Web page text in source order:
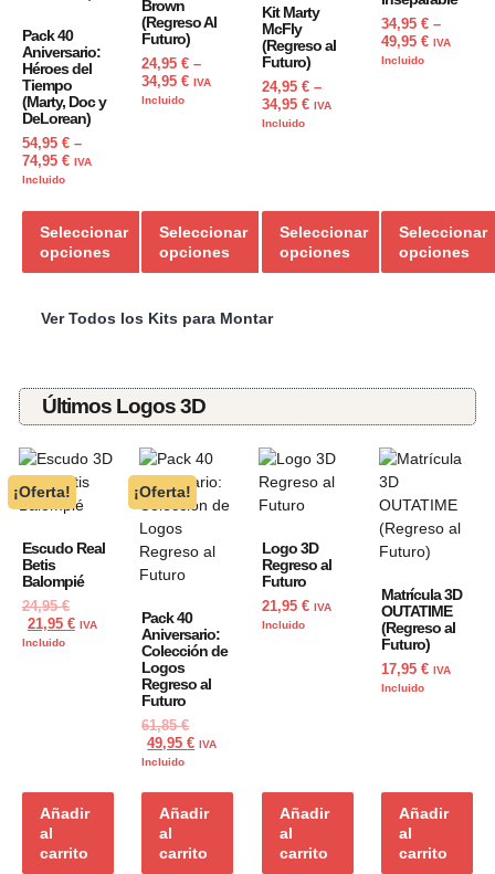
Pack 40
Aniversario:
Héroes del
Tiempo
(Marty, Doc y
DeLorean)
54,95 €–
74,95 € IVA
Incluido
Seleccionar
opciones
Brown
(Regreso Al
Futuro)
24,95€ –
34,95€ IVA
Incluido
Seleccionar
opciones
Kit Marty
McFly
(Regreso al
Futuro)
24,95 €–
34,95 € IVA
Incluido
Seleccionar
opciones
34,95€ –
49,95€ IVA
Incluido
Seleccionar
opciones
Ver Todos los Kits para Montar
Últimos Logos 3D
¡Oferta!
Escudo Real
Betis
Balompié
24,95€
21,95 € IVA
Incluido
Añadir
al
carrito
¡Oferta!
Pack 40
Aniversario:
Colección de
Logos
Regreso al
Futuro
61,85€
49,95€ IVA
Incluido
Añadir
al
carrito
Logo 3D
Regreso al
Futuro
21,95 € IVA
Incluido
Añadir
al
carrito
Matrícula 3D
OUTATIME
(Regreso al
Futuro)
17,95€ IVA
Incluido
Añadir
al
carrito